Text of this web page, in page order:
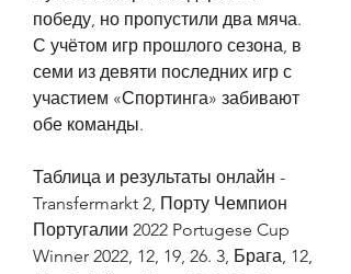
победу, но пропустили два мяча.
С учётом игр прошлого сезона, в
семи из девяти последних игр с
участием «Спортинга» забивают
обе команды.
Таблица и результаты онлайн -
Transfermarkt 2, Порту Чемпион
Португалии 2022 Portugese Cup
Winner 2022, 12, 19, 26. 3, Брага, 12,